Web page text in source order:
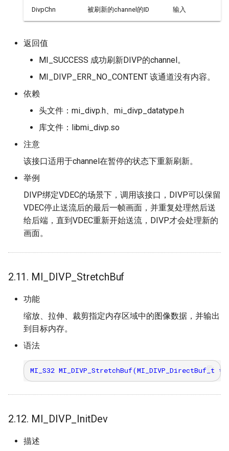
DivpChn 被刷新的channel的ID 输入
返回值
MI_SUCCESS 成功刷新DIVP的channel。
MI_DIVP_ERR_NO_CONTENT 该通道没有内容。
依赖
头文件：mi_divp.h、mi_divp_datatype.h
库文件：libmi_divp.so
注意
该接口适用于channel在暂停的状态下重新刷新。
举例
DIVP绑定VDEC的场景下，调用该接口，DIVP可以保留
VDEC停止送流后的最后一帧画面，并重复处理然后送
给后端，直到VDEC重新开始送流，DIVP才会处理新的
画面。
2.11. MI_DIVP_StretchBuf
功能
缩放、拉伸、裁剪指定内存区域中的图像数据，并输出
到目标内存。
语法
2.12. MI_DIVP_InitDev
描述